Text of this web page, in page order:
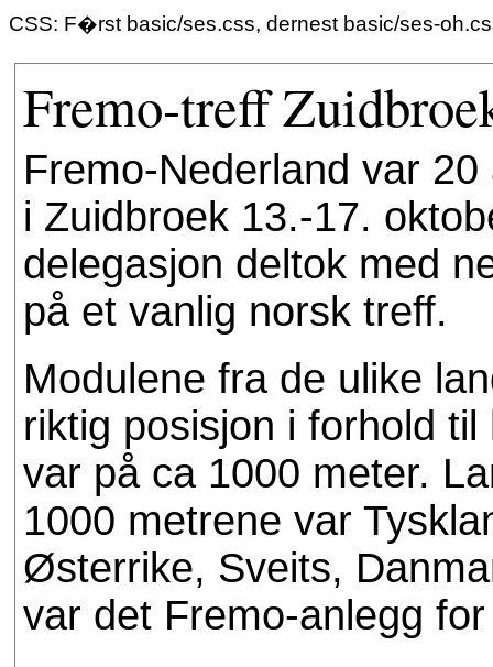
CSS: F�rst basic/ses.css, dernest basic/ses-
Fremo-treff
Fremo-Nederland var
i Zuidbroek 13.-17.
delegasjon deltok med
på et vanlig norsk treff.
Modulene fra de ulike
riktig posisjon i forhold
var på ca 1000 meter.
1000 metrene var
Østerrike, Sveits,
var det Fremo-anlegg